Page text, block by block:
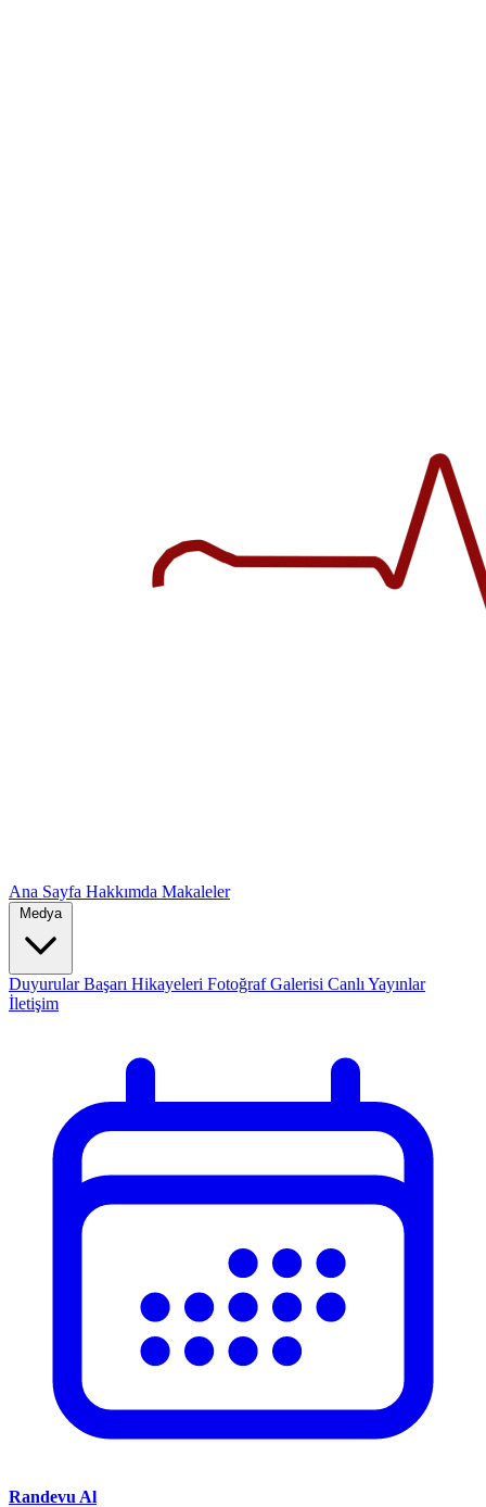
Ana Sayfa Hakkımda Makaleler
Medya
DuyurularBaşarı Hikayeleri Fotoğraf Galerisi Canlı Yayınlar
İletişim
Randevu Al